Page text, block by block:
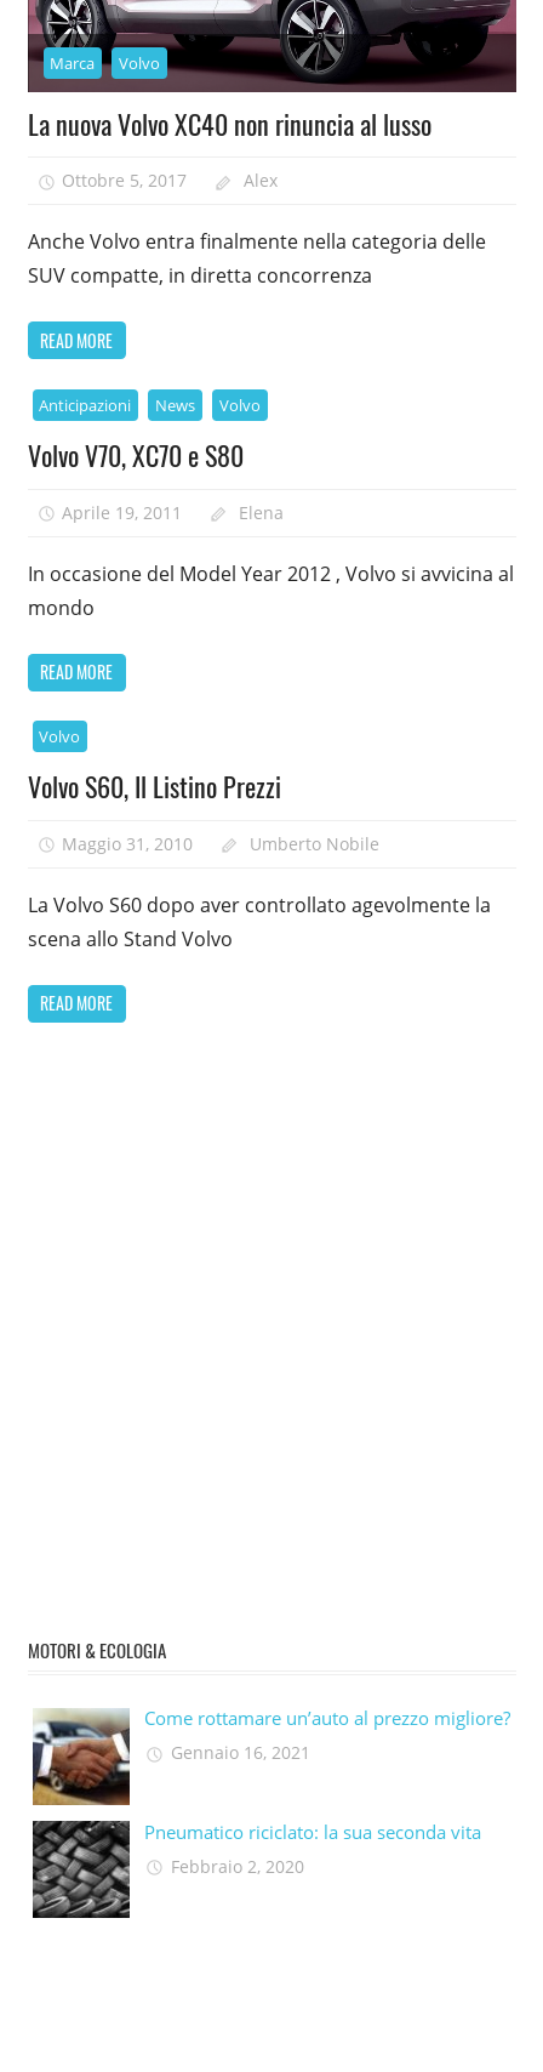
Marca Volvo
La nuova Volvo XC40 non rinuncia al lusso
Ottobre 5, 2017 Alex
Anche Volvo entra finalmente nella categoria delle
SUV compatte, in diretta concorrenza
READ MORE
Anticipazioni News Volvo
Volvo V70, XC70 e S80
Aprile 19, 2011 Elena
In occasione del Model Year 2012 , Volvo si avvicina al
mondo
READ MORE
Volvo
Volvo S60, Il Listino Prezzi
Maggio 31, 2010 Umberto Nobile
La Volvo S60 dopo aver controllato agevolmente la
scena allo Stand Volvo
READ MORE
MOTORI & ECOLOGIA
Come rottamare un’auto al prezzo migliore?
Gennaio 16, 2021
Pneumatico riciclato: la sua seconda vita​
Febbraio 2, 2020